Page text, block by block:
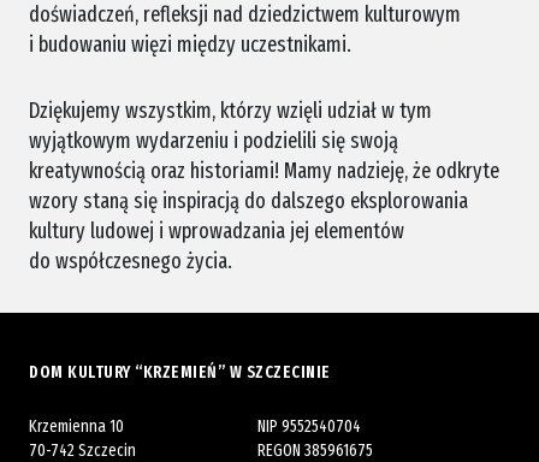
doświadczeń, refleksji nad dziedzictwem kulturowym
i budowaniu więzi między uczestnikami.
Dziękujemy wszystkim, którzy wzięli udział w tym
wyjątkowym wydarzeniu i podzielili się swoją
kreatywnością oraz historiami! Mamy nadzieję, że odkryte
wzory staną się inspiracją do dalszego eksplorowania
kultury ludowej i wprowadzania jej elementów
do współczesnego życia.
DOM KULTURY “KRZEMIEŃ” W SZCZECINIE
Krzemienna 10
70-742 Szczecin
NIP 9552540704
REGON 385961675